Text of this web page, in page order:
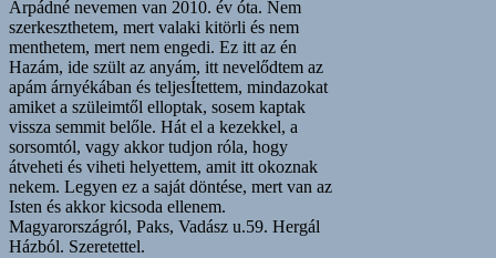
Árpádné nevemen van 2010. év óta. Nem
szerkeszthetem, mert valaki kitörli és nem
menthetem, mert nem engedi. Ez itt az én
Hazám, ide szült az anyám, itt nevelődtem az
apám árnyékában és teljesÍtettem, mindazokat
amiket a szüleimtől elloptak, sosem kaptak
vissza semmit belőle. Hát el a kezekkel, a
sorsomtól, vagy akkor tudjon róla, hogy
átveheti és viheti helyettem, amit itt okoznak
nekem. Legyen ez a saját döntése, mert van az
Isten és akkor kicsoda ellenem.
Magyarországról, Paks, Vadász u.59. Hergál
Házból. Szeretettel.